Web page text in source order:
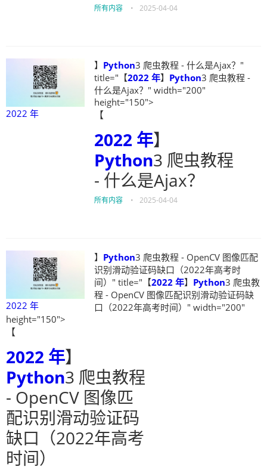
所有内容 • 2025-04-04
2022 年
】 Python3 爬虫教程 - 什么是Ajax？"
title="【2022 年】 Python3 爬虫教程 -
什么是Ajax？" width="200"
height="150">
【
2022 年】
Python3 爬虫教程
- 什么是Ajax？
所有内容 • 2025-04-04
2022 年
】 Python3 爬虫教程 - OpenCV 图像匹配
识别滑动验证码缺口（2022年高考时
间）" title="【2022 年】 Python3 爬虫教
程 - OpenCV 图像匹配识别滑动验证码缺
口（2022年高考时间）" width="200"
height="150">
【
2022 年】
Python3 爬虫教程
- OpenCV 图像匹
配识别滑动验证码
缺口（2022年高考
时间）